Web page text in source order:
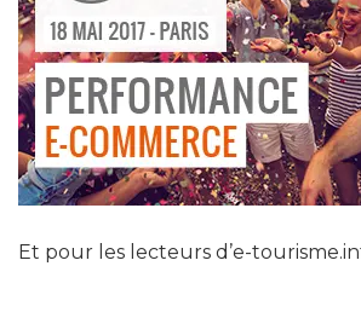
Et pour les lecteurs d’e-